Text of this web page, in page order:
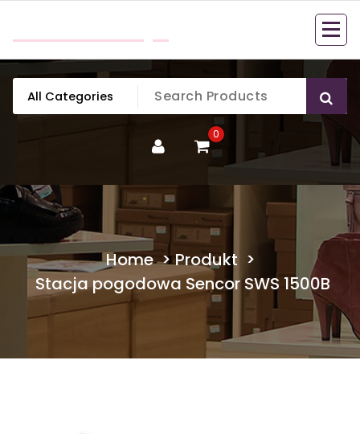
content
0
Home>Produkt >
Stacja pogodowa Sencor SWS 1500B